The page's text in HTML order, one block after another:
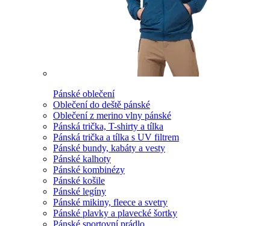
Pánské oblečení
Oblečení do deště pánské
Oblečení z merino vlny pánské
Pánská trička, T-shirty a tílka
Pánská trička a tílka s UV filtrem
Pánské bundy, kabáty a vesty
Pánské kalhoty
Pánské kombinézy
Pánské košile
Pánské legíny
Pánské mikiny, fleece a svetry
Pánské plavky a plavecké šortky
Pánské sportovní prádlo